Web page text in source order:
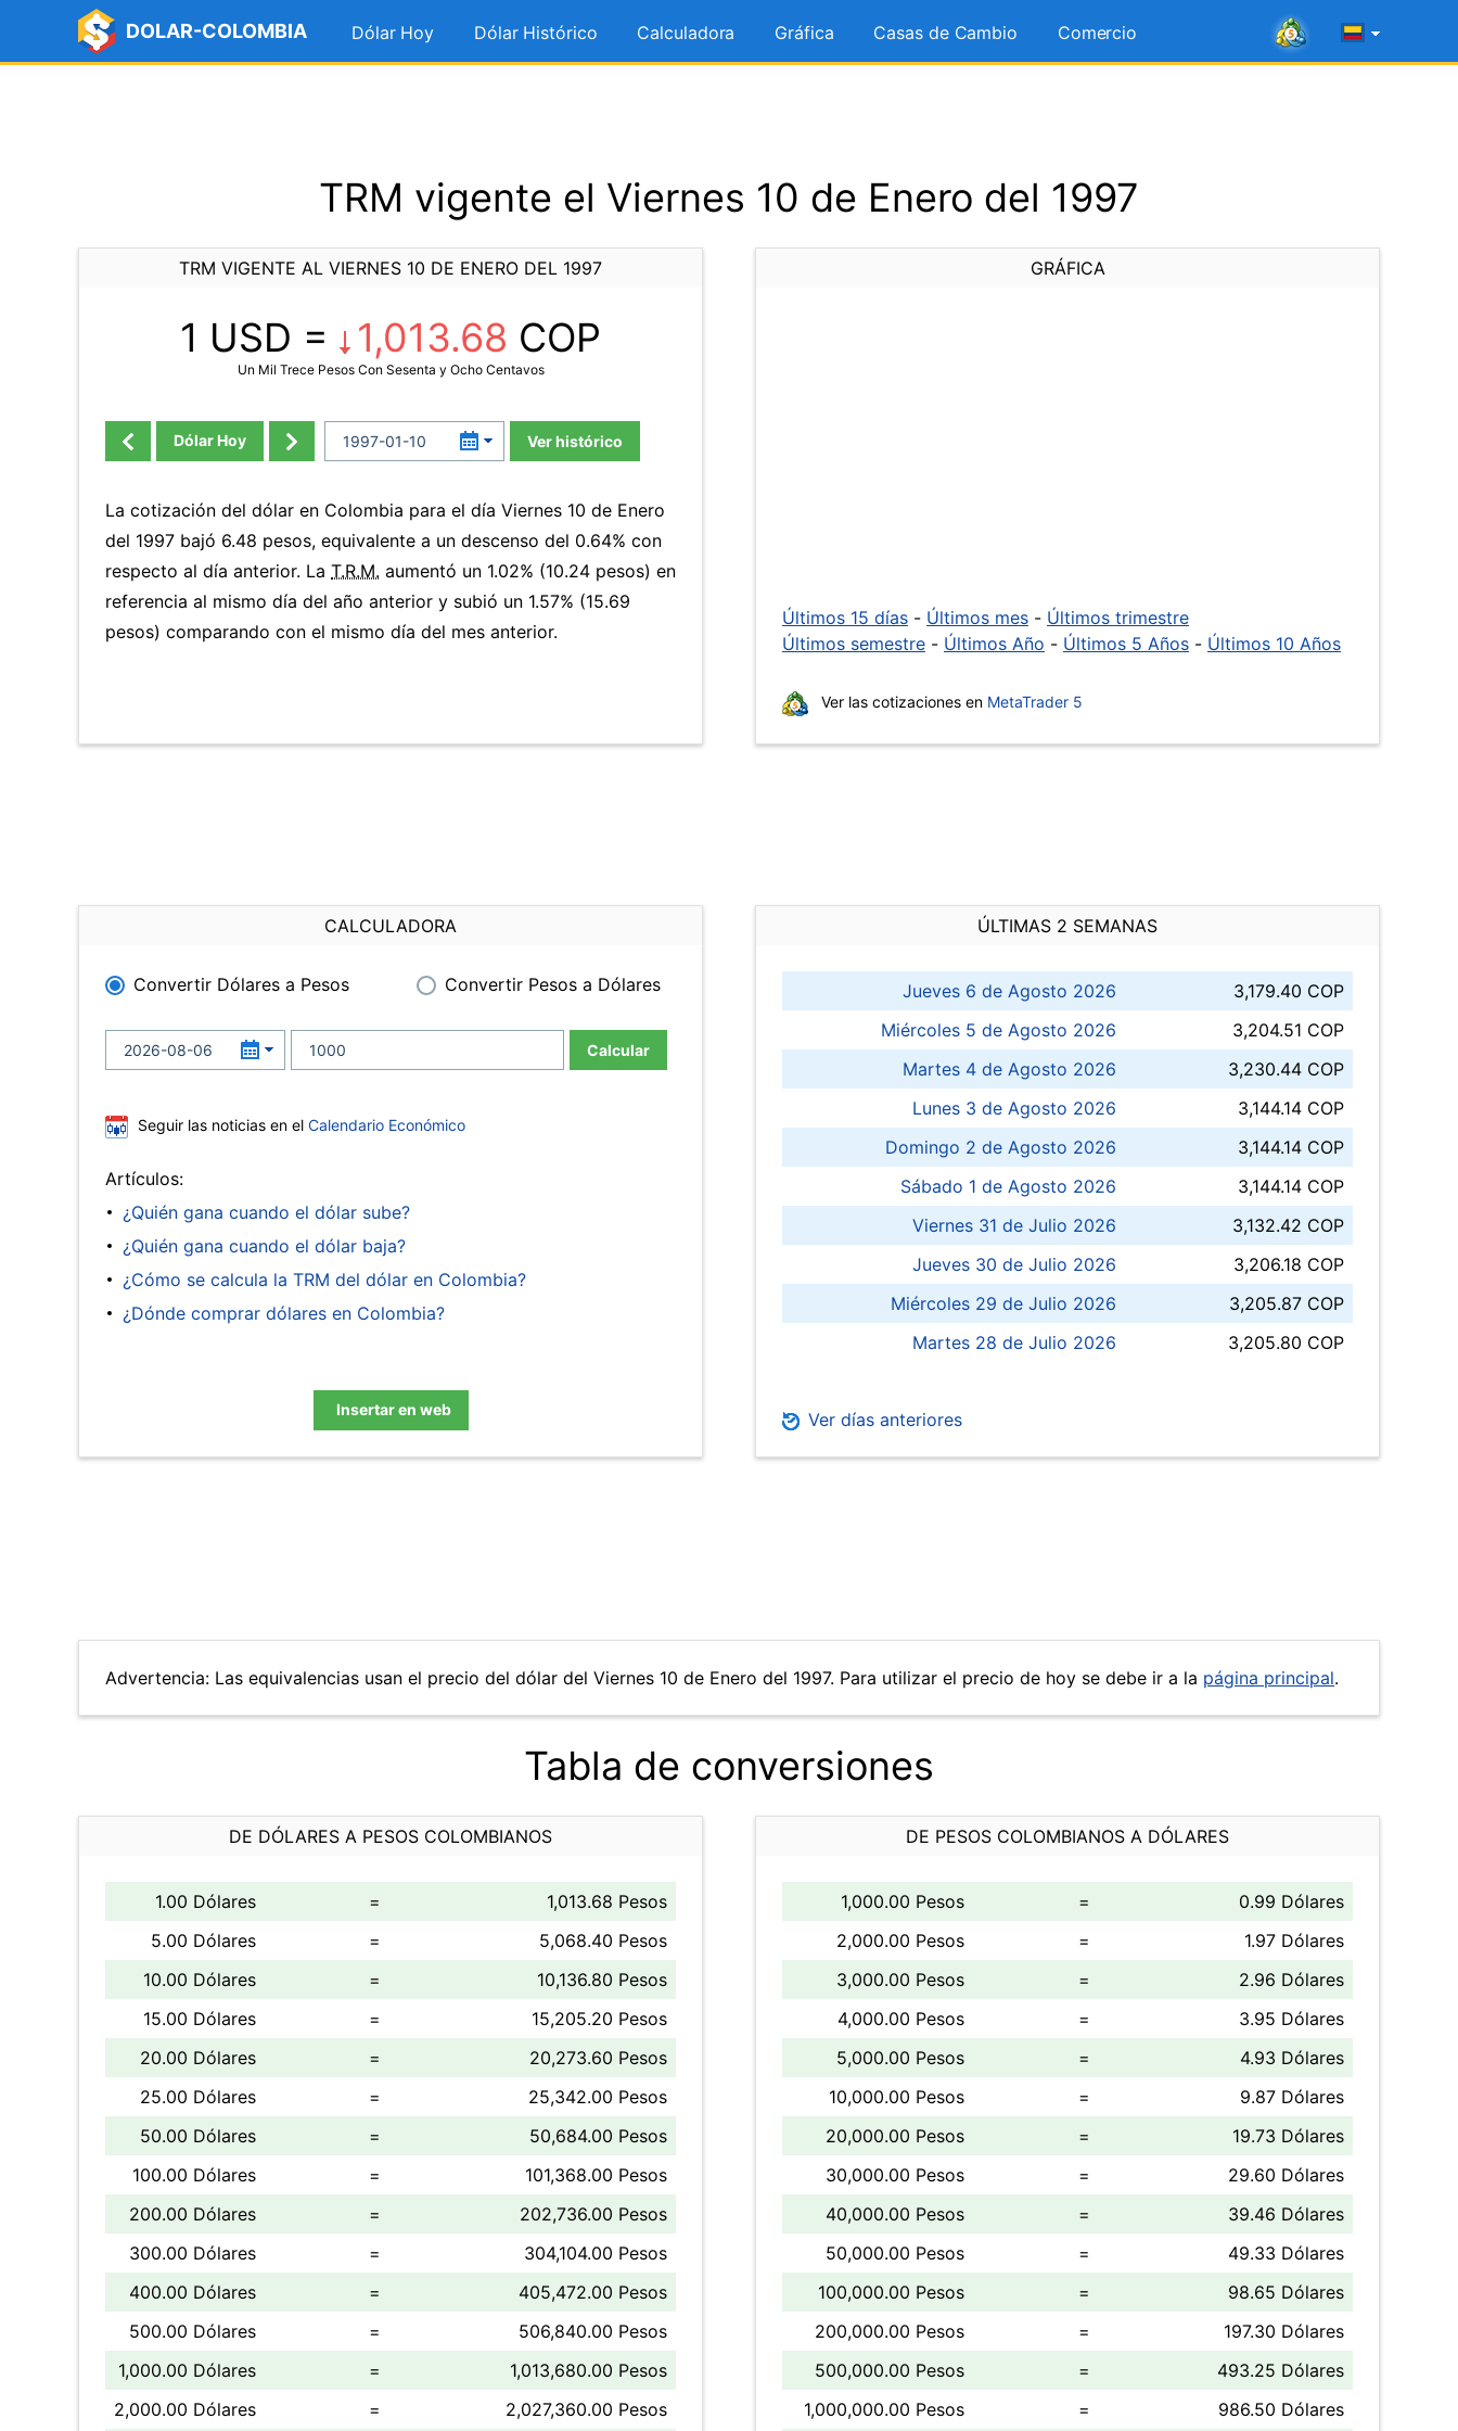
DOLAR-COLOMBIA Dólar Hoy Dólar Histórico Calculadora Gráfica Casas de Cambio Comercio
TRM vigente el Viernes 10 de Enero del 1997
TRM VIGENTE AL VIERNES 10 DE ENERO DEL 1997
1 USD = 1,013.68 COP
Un Mil Trece Pesos Con Sesenta y Ocho Centavos
Dólar Hoy Ver histórico
La cotización del dólar en Colombia para el día Viernes 10 de Enero
del 1997 bajó 6.48 pesos, equivalente a un descenso del 0.64% con
respecto al día anterior. La T.R.M. aumentó un 1.02% (10.24 pesos) en
referencia al mismo día del año anterior y subió un 1.57% (15.69
pesos) comparando con el mismo día del mes anterior.
GRÁFICA
Últimos 15 días - Últimos mes - Últimos trimestre
Últimos semestre - Últimos Año - Últimos 5 Años - Últimos 10 Años
Ver las cotizaciones en MetaTrader 5
CALCULADORA
Convertir Dólares a Pesos Convertir Pesos a Dólares
Calcular
Seguir las noticias en el Calendario Económico
Artículos:
¿Quién gana cuando el dólar sube?
¿Quién gana cuando el dólar baja?
¿Cómo se calcula la TRM del dólar en Colombia?
¿Dónde comprar dólares en Colombia?
Insertar en web
ÚLTIMAS 2 SEMANAS
Jueves 6 de Agosto 2026
3,179.40 COP
Miércoles 5 de Agosto 2026
3,204.51 COP
Martes 4 de Agosto 2026
3,230.44 COP
Lunes 3 de Agosto 2026
3,144.14 COP
Domingo 2 de Agosto 2026
3,144.14 COP
Sábado 1 de Agosto 2026
3,144.14 COP
Viernes 31 de Julio 2026
3,132.42 COP
Jueves 30 de Julio 2026
3,206.18 COP
Miércoles 29 de Julio 2026
3,205.87 COP
Martes 28 de Julio 2026
3,205.80 COP
Ver días anteriores
Advertencia: Las equivalencias usan el precio del dólar del Viernes 10 de Enero del 1997. Para utilizar el precio de hoy se debe ir a la página principal.
Tabla de conversiones
DE DÓLARES A PESOS COLOMBIANOS
1.00 Dólares =
1,013.68 Pesos
5.00 Dólares
=
5,068.40 Pesos
10.00 Dólares
=
10,136.80 Pesos
15.00 Dólares
=
15,205.20 Pesos
20.00 Dólares
=
20,273.60 Pesos
25.00 Dólares
=
25,342.00 Pesos
50.00 Dólares
=
50,684.00 Pesos
100.00 Dólares
=
101,368.00 Pesos
200.00 Dólares
=
202,736.00 Pesos
300.00 Dólares
=
304,104.00 Pesos
400.00 Dólares
=
405,472.00 Pesos
500.00 Dólares
=
506,840.00 Pesos
1,000.00 Dólares
=
1,013,680.00 Pesos
2,000.00 Dólares
= 2,027,360.00 Pesos
DE PESOS COLOMBIANOS A DÓLARES
1,000.00 Pesos =
0.99 Dólares
2,000.00 Pesos
=
1.97 Dólares
3,000.00 Pesos
=
2.96 Dólares
4,000.00 Pesos
=
3.95 Dólares
5,000.00 Pesos
=
4.93 Dólares
10,000.00 Pesos
=
9.87 Dólares
20,000.00 Pesos
=
19.73 Dólares
30,000.00 Pesos
=
29.60 Dólares
40,000.00 Pesos
=
39.46 Dólares
50,000.00 Pesos
=
49.33 Dólares
100,000.00 Pesos
=
98.65 Dólares
200,000.00 Pesos
=
197.30 Dólares
500,000.00 Pesos
=
493.25 Dólares
1,000,000.00 Pesos
= 986.50 Dólares